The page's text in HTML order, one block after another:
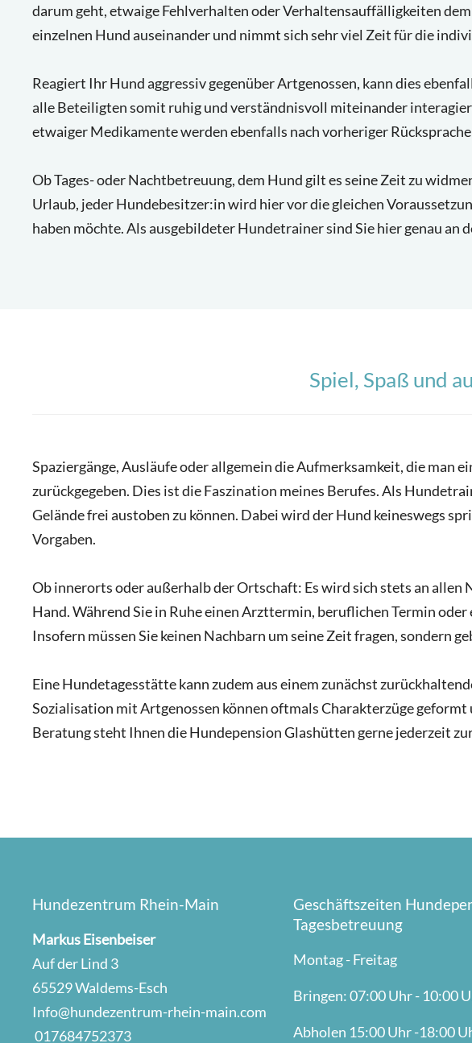
darum geht, etwaige Fehlverhalten oder Verhaltensauffälligkeiten
einzelnen Hund auseinander und nimmt sich sehr viel Zeit für die
Reagiert Ihr Hund aggressiv gegenüber Artgenossen, kann dies
alle Beteiligten somit ruhig und verständnisvoll miteinander
etwaiger Medikamente werden ebenfalls nach vorheriger
Ob Tages- oder Nachtbetreuung, dem Hund gilt es seine Zeit zu
Urlaub, jeder Hundebesitzer:in wird hier vor die gleichen
haben möchte. Als ausgebildeter Hundetrainer sind Sie hier genau an
Spiel, Spaß und
Spaziergänge, Ausläufe oder allgemein die Aufmerksamkeit, die man
zurückgegeben. Dies ist die Faszination meines Berufes. Als
Gelände frei austoben zu können. Dabei wird der Hund keineswegs
Vorgaben.
Ob innerorts oder außerhalb der Ortschaft: Es wird sich stets an
Hand. Während Sie in Ruhe einen Arzttermin, beruflichen Termin
Insofern müssen Sie keinen Nachbarn um seine Zeit fragen, sondern
Eine Hundetagesstätte kann zudem aus einem zunächst
Sozialisation mit Artgenossen können oftmals Charakterzüge
Beratung steht Ihnen die Hundepension Glashütten gerne jederzeit
Hundezentrum Rhein-Main
Markus Eisenbeiser
Auf der Lind 3
65529Waldems-Esch
Info@hundezentrum-rhein-main.com
017684752373
Geschäftszeiten
Tagesbetreuung
Montag - Freitag
Bringen: 07:00 Uhr - 10:00
Abholen 15:00 Uhr -18:00